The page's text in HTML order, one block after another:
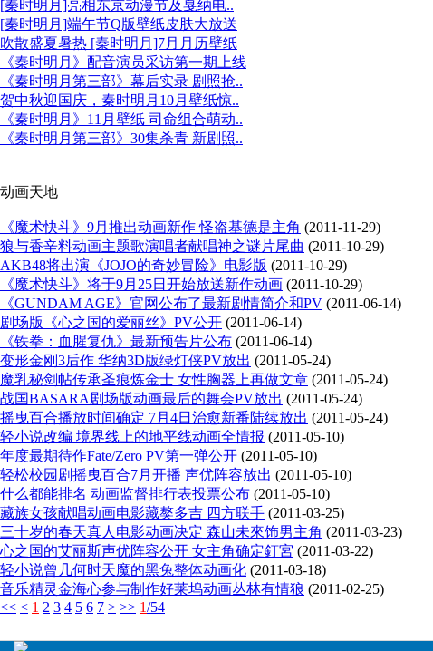
[秦时明月]亮相东京动漫节及戛纳电..
[秦时明月]端午节Q版壁纸皮肤大放送
吹散盛夏暑热 [秦时明月]7月月历壁纸
《秦时明月》配音演员采访第一期上线
《秦时明月第三部》幕后实录 剧照抢..
贺中秋迎国庆，秦时明月10月壁纸惊..
《秦时明月》11月壁纸 司命组合萌动..
《秦时明月第三部》30集杀青 新剧照..
动画天地
《魔术快斗》9月推出动画新作 怪盗基德是主角 (2011-11-29)
狼与香辛料动画主题歌演唱者献唱神之谜片尾曲 (2011-10-29)
AKB48将出演《JOJO的奇妙冒险》电影版 (2011-10-29)
《魔术快斗》将于9月25日开始放送新作动画 (2011-10-29)
《GUNDAM AGE》官网公布了最新剧情简介和PV (2011-06-14)
剧场版《心之国的爱丽丝》PV公开 (2011-06-14)
《铁拳：血腥复仇》最新预告片公布 (2011-06-14)
变形金刚3后作 华纳3D版绿灯侠PV放出 (2011-05-24)
魔乳秘剑帖传承圣痕炼金士 女性胸器上再做文章 (2011-05-24)
战国BASARA剧场版动画最后的舞会PV放出 (2011-05-24)
摇曳百合播放时间确定 7月4日治愈新番陆续放出 (2011-05-24)
轻小说改编 境界线上的地平线动画全情报 (2011-05-10)
年度最期待作Fate/Zero PV第一弹公开 (2011-05-10)
轻松校园剧摇曳百合7月开播 声优阵容放出 (2011-05-10)
什么都能排名 动画监督排行表投票公布 (2011-05-10)
藏族女孩献唱动画电影藏獒多吉 四方联手 (2011-03-25)
三十岁的春天真人电影动画决定 森山未來饰男主角 (2011-03-23)
心之国的艾丽斯声优阵容公开 女主角确定釘宮 (2011-03-22)
轻小说曾几何时天魔的黑兔整体动画化 (2011-03-18)
音乐精灵金海心参与制作好莱坞动画丛林有情狼 (2011-02-25)
<< < 1 2 3 4 5 6 7 > >> 1/54